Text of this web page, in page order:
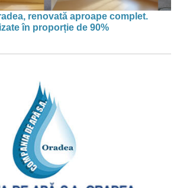
renovată aproape complet.
în proporție de 90%